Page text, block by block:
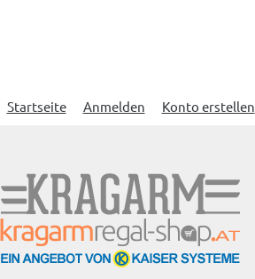
Startseite Anmelden Konto erstellen